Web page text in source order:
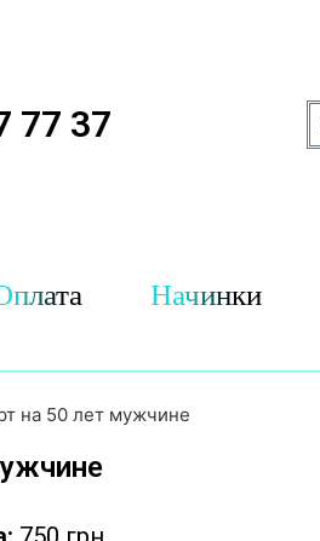
77 37
Начинки
на 50 лет мужчине